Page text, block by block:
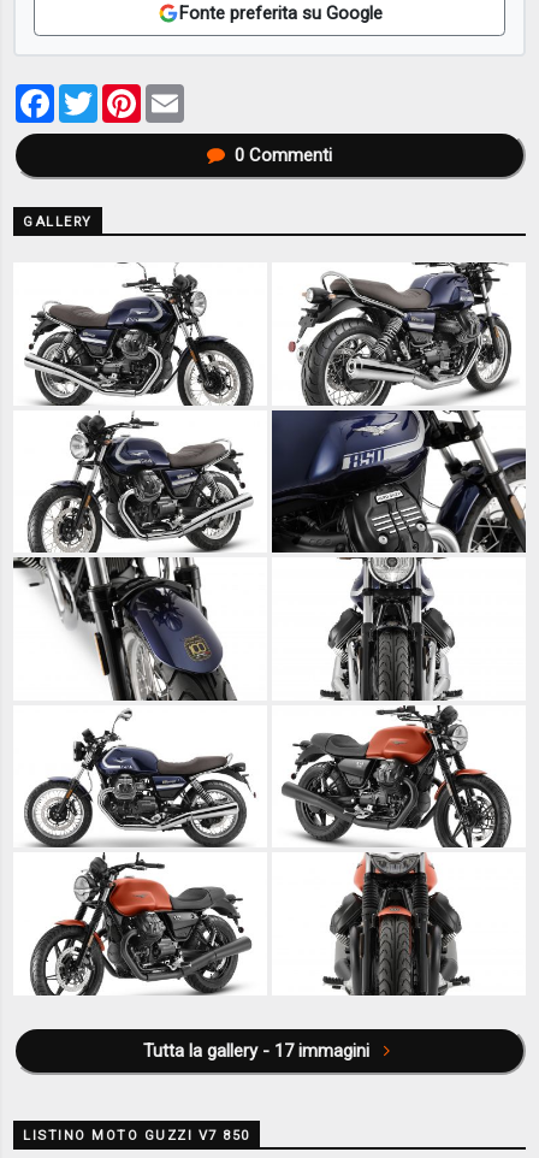
Fonte preferita su Google
Facebook
TwitterPinterest
0Commenti
GALLERY
Tutta la gallery - 17 immagini
LISTINO MOTO GUZZI V7 850